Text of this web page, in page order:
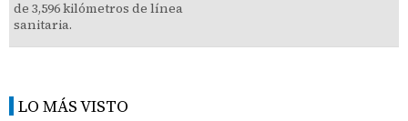
LO MÁS VISTO